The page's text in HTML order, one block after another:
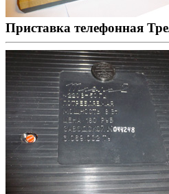
Приставка телефонная